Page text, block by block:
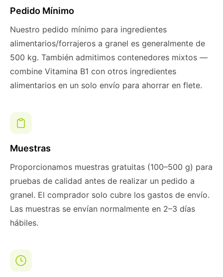
Pedido Mínimo
Nuestro pedido mínimo para ingredientes
alimentarios/forrajeros a granel es generalmente de
500 kg. También admitimos contenedores mixtos —
combine Vitamina B1 con otros ingredientes
alimentarios en un solo envío para ahorrar en flete.
Muestras
Proporcionamos muestras gratuitas (100–500 g) para
pruebas de calidad antes de realizar un pedido a
granel. El comprador solo cubre los gastos de envío.
Las muestras se envían normalmente en 2–3 días
hábiles.